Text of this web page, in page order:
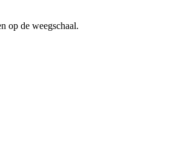
op de weegschaal.